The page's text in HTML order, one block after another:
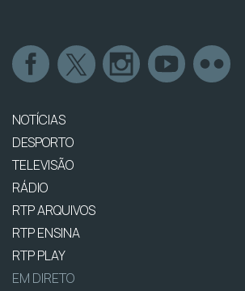
NOTÍCIAS
DESPORTO
TELEVISÃO
RÁDIO
RTP ARQUIVOS
RTP ENSINA
RTP PLAY
EM DIRETO